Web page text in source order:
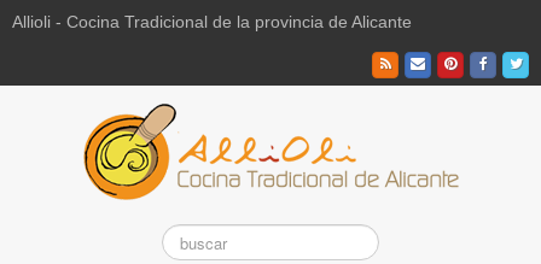
Allioli - Cocina Tradicional de la provincia de Alicante